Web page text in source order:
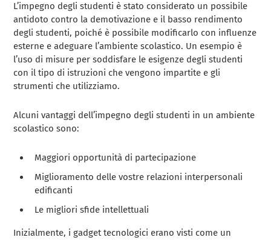
L’impegno degli studenti è stato considerato un possibile
antidoto contro la demotivazione e il basso rendimento
degli studenti, poiché è possibile modificarlo con influenze
esterne e adeguare l’ambiente scolastico. Un esempio è
l’uso di misure per soddisfare le esigenze degli studenti
con il tipo di istruzioni che vengono impartite e gli
strumenti che utilizziamo.
Alcuni vantaggi dell’impegno degli studenti in un ambiente
scolastico sono:
Maggiori opportunità di partecipazione
Miglioramento delle vostre relazioni interpersonali
edificanti
Le migliori sfide intellettuali
Inizialmente, i gadget tecnologici erano visti come un